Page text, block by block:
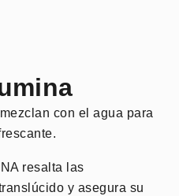
con el agua para
resalta las
y asegura su